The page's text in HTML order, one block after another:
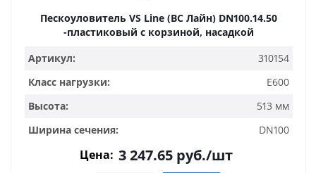
Пескоуловитель VS Line (ВС Лайн) DN100.14.50
-пластиковый с корзиной, насадкой
Артикул:
310154
Класс нагрузки:
E600
Высота:
513 мм
Ширина сечения:
DN100
Цена: 3 247.65 руб./шт